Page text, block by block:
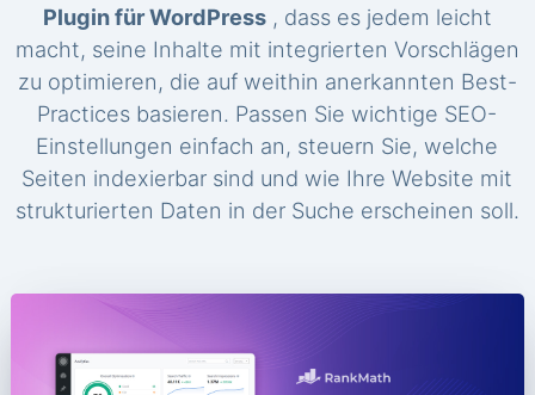
Plugin für WordPress, dass es jedem leicht
macht, seine Inhalte mit integrierten Vorschlägen
zu optimieren, die auf weithin anerkannten Best-
Practices basieren. Passen Sie wichtige SEO-
Einstellungen einfach an, steuern Sie, welche
Seiten indexierbar sind und wie Ihre Website mit
strukturierten Daten in der Suche erscheinen soll.